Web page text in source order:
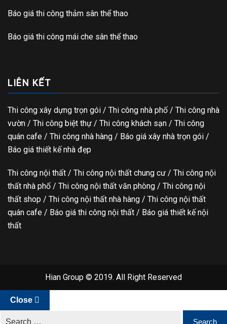
Báo giá thi công thảm sân thể thao
Báo giá thi công mái che sân thể thao
LIÊN KẾT
Thi công xây dựng trọn gói / Thi công nhà phố / Thi công nhà
vườn / Thi công biệt thự / Thi công khách sạn / Thi công
quán cafe / Thi công nhà hàng / Báo giá xây nhà trọn gói /
Báo giá thiết kế nhà đẹp
Thi công nội thất / Thi công nội thất chung cư / Thi công nội
thất nhà phố / Thi công nội thất văn phòng / Thi công nội
thất shop / Thi công nội thất nhà hàng / Thi công nội thất
quán cafe / Báo giá thi công nội thất / Báo giá thiết kế nội
thất
Hian Group © 2019. All Right Reserved
Close